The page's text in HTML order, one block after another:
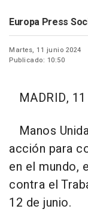
Europa Press
Martes, 11 junio 2024
Publicado: 10:50
MADRID,
Manos
acción para
en el mundo,
contra el
12 de junio.